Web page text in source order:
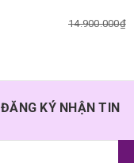
14.900.000₫
ĐĂNG KÝ NHẬN TIN